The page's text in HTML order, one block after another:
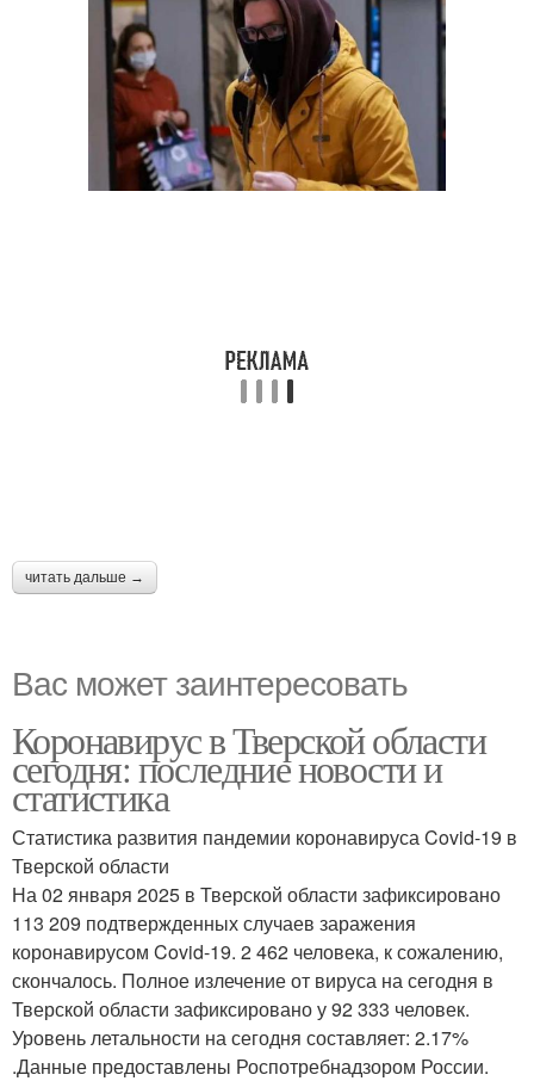
читать дальше →
Вас может заинтересовать
Коронавирус в Тверской области
сегодня: последние новости и
статистика
Статистика развития пандемии коронавируса Covid-19 в
Тверской области
На 02 января 2025 в Тверской области зафиксировано
113 209 подтвержденных случаев заражения
коронавирусом Covid-19. 2 462 человека, к сожалению,
скончалось. Полное излечение от вируса на сегодня в
Тверской области зафиксировано у 92 333 человек.
Уровень летальности на сегодня составляет: 2.17%
.Данные предоставлены Роспотребнадзором России.